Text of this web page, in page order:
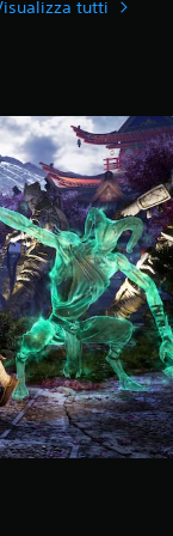
tutti